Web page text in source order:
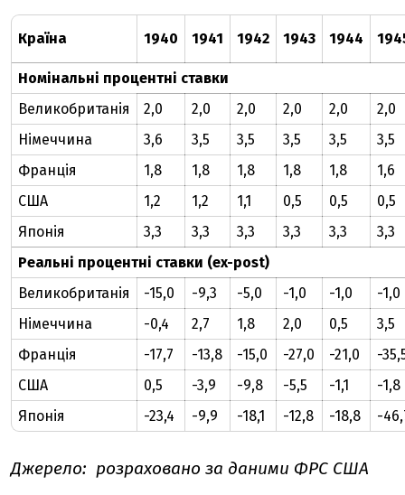
Країна 1940 1941 1942 1943 1944
Номінальні процентні ставки
Великобританія
2,0 2,0 2,0 2,0 2,0
2,0
Німеччина
3,6 3,5 3,5 3,5 3,5
3,5
Франція
1,8 1,8 1,8 1,8 1,8
1,6
США
1,2 1,2 1,1 0,5 0,5
0,5
Японія
3,3 3,3 3,3 3,3 3,3
3,3
Реальні процентні ставки (ex-post)
Великобританія
-15,0 -9,3 -5,0 -1,0 -1,0
-1,0
Німеччина
-0,4 2,7 1,8 2,0 0,5
3,5
Франція
-17,7 -13,8 -15,0 -27,0 -21,0
-
США
0,5 -3,9 -9,8 -5,5 -1,1
-1,8
Японія
-23,4 -9,9 -18,1 -12,8 -18,8 -
Джерело: розраховано за даними ФРС США